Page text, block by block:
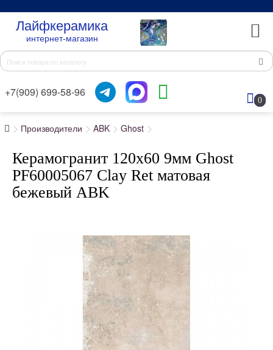
Лайфкерамика
интернет-магазин
+7(909) 699-58-96
0
Производители ABK Ghost
Керамогранит 120x60 9мм Ghost
PF60005067 Clay Ret матовая
бежевый ABK